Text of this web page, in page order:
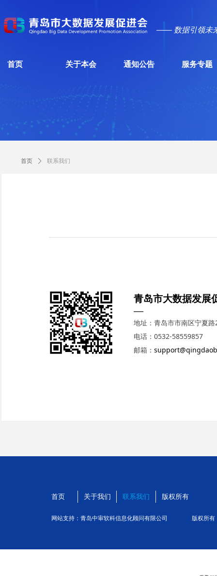
—— 数据引领未
首页 关于本会 通知公告 服务专题
青岛市大数据发展
—
地址：青岛市市南区宁夏
电话：0532-58559857
邮箱：
首页 ꄲ 联系我们
首页 关于我们 联系我们 版权所有
网站支持：青岛中审软科信息化顾问有限公司 版权所有